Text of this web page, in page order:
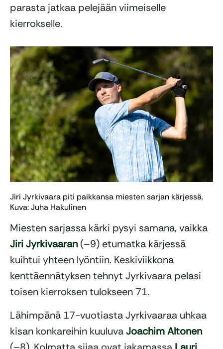
parasta jatkaa pelejään viimeiselle
kierrokselle.
Jiri Jyrkivaara piti paikkansa miesten sarjan kärjessä.
Kuva: Juha Hakulinen
Miesten sarjassa kärki pysyi samana, vaikka
Jiri Jyrkivaaran(–9) etumatka kärjessä
kuihtui yhteen lyöntiin. Keskiviikkona
kenttäennätyksen tehnyt Jyrkivaara pelasi
toisen kierroksen tulokseen 71.
Lähimpänä 17-vuotiasta Jyrkivaaraa uhkaa
kisan konkareihin kuuluvaJoachim Altonen